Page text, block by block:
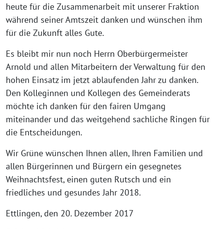
heute für die Zusammenarbeit mit unserer Fraktion
während seiner Amtszeit danken und wünschen ihm
für die Zukunft alles Gute.
Es bleibt mir nun noch Herrn Oberbürgermeister
Arnold und allen Mitarbeitern der Verwaltung für den
hohen Einsatz im jetzt ablaufenden Jahr zu danken.
Den Kolleginnen und Kollegen des Gemeinderats
möchte ich danken für den fairen Umgang
miteinander und das weitgehend sachliche Ringen für
die Entscheidungen.
Wir Grüne wünschen Ihnen allen, Ihren Familien und
allen Bürgerinnen und Bürgern ein gesegnetes
Weihnachtsfest, einen guten Rutsch und ein
friedliches und gesundes Jahr 2018.
Ettlingen, den 20. Dezember 2017